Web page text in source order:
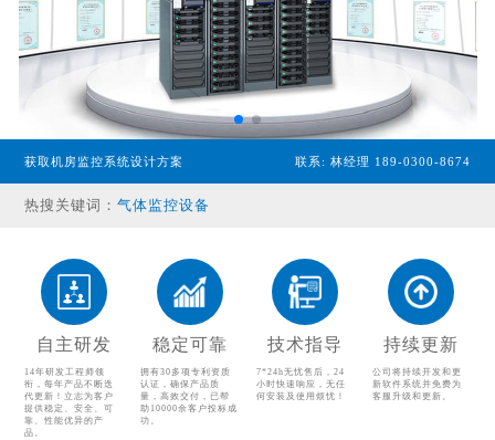
获取机房监控系统设计方案 联系: 林经理 189-0300-8674
热搜关键词：
专业型主机
经济型主机
漏水检测设备
温湿度传感器
配电监控设备
其他配件产品
自主研发
14年研发工程师领
衔，每年产品不断迭
代更新！立志为客户
提供稳定、安全、可
靠、性能优异的产
品。
稳定可靠
拥有30多项专利资质
认证，确保产品质
量，高效交付，已帮
助10000余客户投标成
功。
技术指导
7*24h无忧售后，24
小时快速响应，无任
何安装及使用烦忧！
持续更新
公司将持续开发和更
新软件系统并免费为
客服升级和更新。